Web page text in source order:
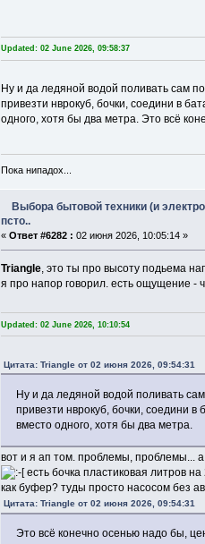
Updated: 02 June 2026, 09:58:37
Ну и да ледяной водой поливать сам
привезти нврокуб, бочки, соедини в
одного, хотя бы два метра. Это всё
Пока нипадох...
Выбора бытовой техники (и
псто..
« Ответ #6282 : 02 июня 2026, 10:05:14 »
Triangle, это ты про высоту подьема
я про напор говорил. есть ощущение -
Updated: 02 June 2026, 10:10:54
Цитата: Triangle от 02 июня 2026, 09:54:31
Ну и да ледяной водой поливать
привезти нврокуб, бочки, соедини
вместо одного, хотя бы два метра.
вот и я ап том. проблемы, проблемы...
есть бочка пластиковая литров
как буфер? туды просто насосом без
Цитата: Triangle от 02 июня 2026, 09:54:31
Это всё конечно осенью надо бы,